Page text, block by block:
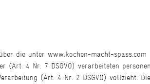
die unter www.kochen-macht-
4 Nr. 7 DSGVO) verarbeiteten
(Art. 4 Nr. 2 DSGVO) vollzieht.